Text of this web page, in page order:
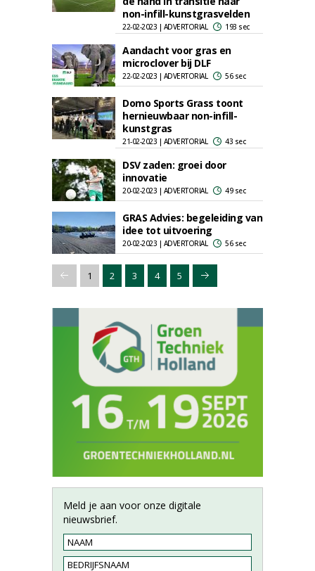
non-infill-kunstgrasvelden
22-02-2023 | ADVERTORIAL 193 sec
Aandacht voor gras en
microclover bij DLF
22-02-2023 | ADVERTORIAL 56 sec
Domo Sports Grass toont
hernieuwbaar non-infill-
kunstgras
21-02-2023 | ADVERTORIAL 43 sec
DSV zaden: groei door
innovatie
20-02-2023 | ADVERTORIAL 49 sec
GRAS Advies: begeleiding van
idee tot uitvoering
20-02-2023 | ADVERTORIAL 56 sec
1 2 3 4 5
Meld je aan voor onze digitale
nieuwsbrief.